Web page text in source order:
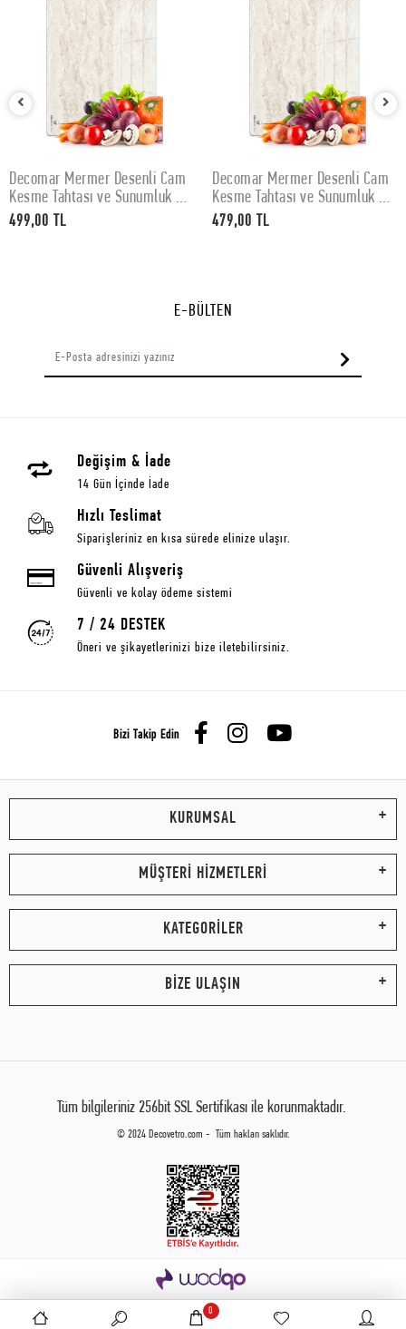
SEPETE EKLE
Decomar Mermer Desenli Cam
Kesme Tahtası ve Sunumluk 30
x 40 cm
499,00 TL
SEPETE EKLE
Decomar Mermer Desenli Cam
Kesme Tahtası ve Sunumluk 25
x 35 cm
479,00 TL
E-BÜLTEN
Değişim & İade
14 Gün İçinde İade
Hızlı Teslimat
Siparişleriniz en kısa sürede elinize ulaşır.
Güvenli Alışveriş
Güvenli ve kolay ödeme sistemi
7 / 24 DESTEK
Öneri ve şikayetlerinizi bize iletebilirsiniz.
Bizi Takip Edin
KURUMSAL
MÜŞTERİ HİZMETLERİ
KATEGORİLER
BİZE ULAŞIN
Tüm bilgileriniz 256bit SSL Sertifikası ile korunmaktadır.
© 2024 Decovetro.com - Tüm hakları saklıdır.
0